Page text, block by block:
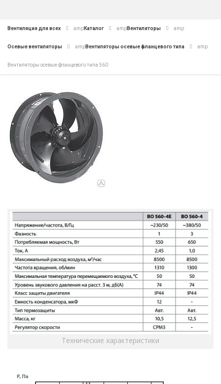
Вентиляция для всех ampКаталог ampВентиляторы amp
Осевые вентиляторы ampВентиляторы осевые фланцевого типа amp
Вентиляторы осевые фланцевого типа 560
Технические характеристики